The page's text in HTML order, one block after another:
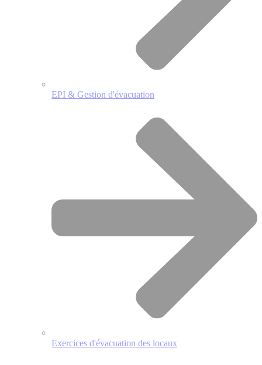
EPI & Gestion d'évacuation
Exercices d'évacuation des locaux